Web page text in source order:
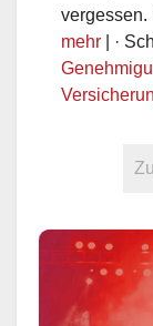
vergessen.
mehr
| ·